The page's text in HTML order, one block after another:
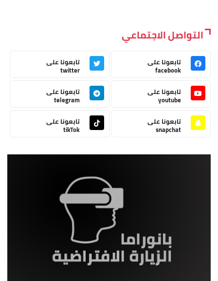
التواصل الاجتماعي
تابعونا على
facebook
تابعونا على
twitter
تابعونا على
youtube
تابعونا على
telegram
تابعونا على
snapchat
تابعونا على
tikTok